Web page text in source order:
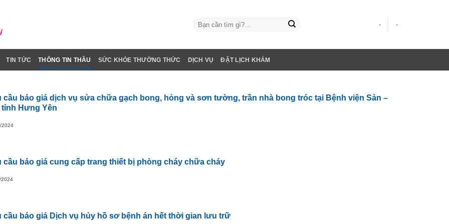
- -
TIN TỨC THÔNG TIN THẦU SỨC KHỎE THƯỜNG THỨC DỊCH VỤ ĐẶT LỊCH KHÁM
cầu báo giá dịch vụ sửa chữa gạch bong, hỏng và sơn tường, trần nhà bong tróc tại Bệnh viện Sản –
tỉnh Hưng Yên
2024
cầu báo giá cung cấp trang thiết bị phòng cháy chữa cháy
2024
cầu báo giá Dịch vụ hủy hồ sơ bệnh án hết thời gian lưu trữ